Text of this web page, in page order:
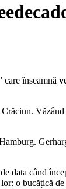
înseamnă
data când
o bucățică